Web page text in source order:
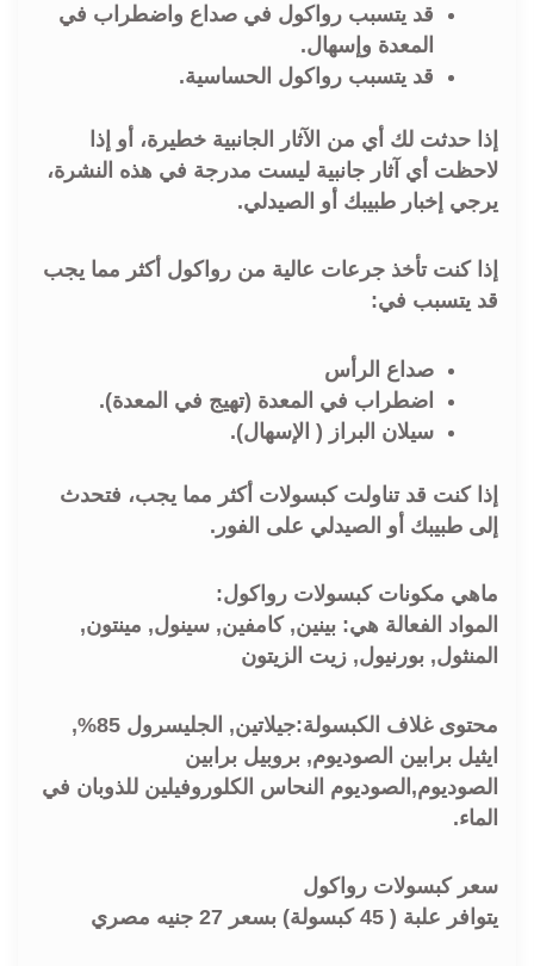
قد يتسبب رواكول في صداع واضطراب في
المعدة وإسهال.
قد يتسبب رواكول الحساسية.
إذا حدثت لك أي من الآثار الجانبية خطيرة، أو إذا
لاحظت أي آثار جانبية ليست مدرجة في هذه النشرة،
يرجي إخبار طبيبك أو الصيدلي.
إذا كنت تأخذ جرعات عالية من رواكول أكثر مما يجب
قد يتسبب في:
صداع الرأس
اضطراب في المعدة (تهيج في المعدة).
سيلان البراز ( الإسهال).
إذا كنت قد تناولت كبسولات أكثر مما يجب، فتحدث
إلى طبيبك أو الصيدلي على الفور.
ماهي مكونات كبسولات رواكول:
المواد الفعالة هي: بينين, كامفين, سينول, مينتون,
المنثول, بورنيول, زيت الزيتون
محتوى غلاف الكبسولة:جيلاتين, الجليسرول 85%,
ايثيل برابين الصوديوم, بروبيل برابين
الصوديوم,الصوديوم النحاس الكلوروفيلين للذوبان في
الماء.
سعر كبسولات رواكول
يتوافر علبة ( 45 كبسولة) بسعر 27 جنيه مصري